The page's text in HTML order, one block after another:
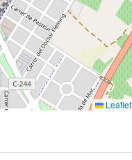
Leaflet